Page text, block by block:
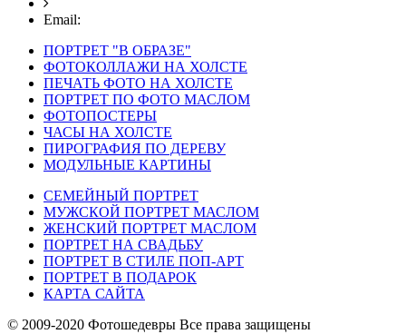
Email:
ПОРТРЕТ "В ОБРАЗЕ"
ФОТОКОЛЛАЖИ НА ХОЛСТЕ
ПЕЧАТЬ ФОТО НА ХОЛСТЕ
ПОРТРЕТ ПО ФОТО МАСЛОМ
ФОТОПОСТЕРЫ
ЧАСЫ НА ХОЛСТЕ
ПИРОГРАФИЯ ПО ДЕРЕВУ
МОДУЛЬНЫЕ КАРТИНЫ
СЕМЕЙНЫЙ ПОРТРЕТ
МУЖСКОЙ ПОРТРЕТ МАСЛОМ
ЖЕНСКИЙ ПОРТРЕТ МАСЛОМ
ПОРТРЕТ НА СВАДЬБУ
ПОРТРЕТ В СТИЛЕ ПОП-АРТ
ПОРТРЕТ В ПОДАРОК
КАРТА САЙТА
© 2009-2020 Фотошедевры Все права защищены